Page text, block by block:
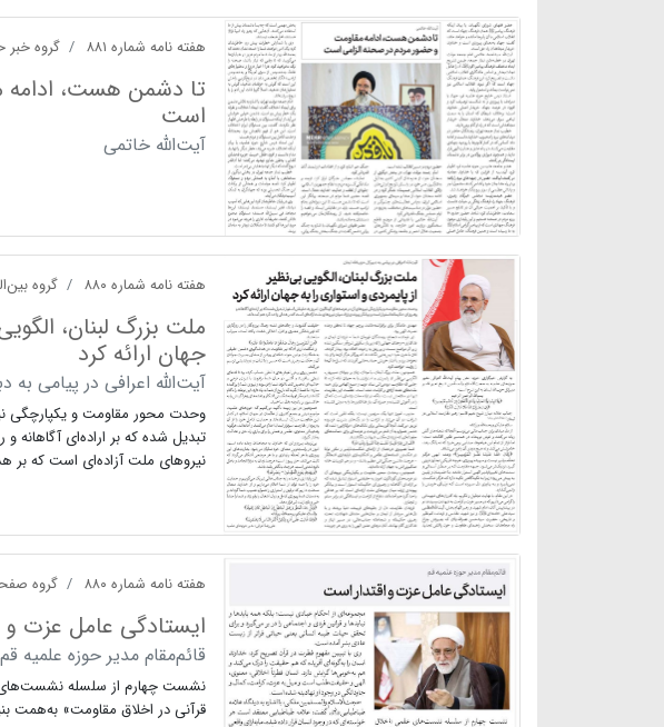
هفته نامه شماره ۸۸۱ گروه خبر
تا دشمن هست، ادامه
است
آیت‌الله خاتمی
هفته نامه شماره ۸۸۰ گروه
ملت بزرگ لبنان،
جهان ارائه کرد
آیت‌الله اعرافی در پیامی به
وحدت محور مقاومت و یکپارچگی
تبدیل شده که بر اراده‌ای آگاهانه
نیروهای ملت آزاده‌ای است که بر
هفته نامه شماره ۸۸۰ گروه
ایستادگی عامل عزت و
قائم‌مقام مدیر حوزه علمیه قم
نشست چهارم از سلسله نشست‌های
قرآنی در اخلاق مقاومت» به‌همت